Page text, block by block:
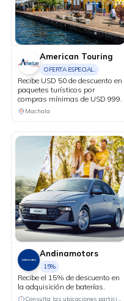
American Touring
OFERTA ESPECIAL.
Recibe USD 50 de descuento en
paquetes turísticos por
compras mínimas de USD 999.
Machala
Andinamotors
15%
Recibe el 15% de descuento en
la adquisición de baterías.
Consulta las ubicaciones participantes